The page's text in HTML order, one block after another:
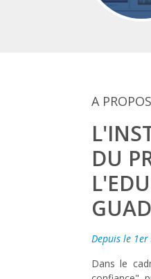
A
DU
Depuis le 1er
Dans le